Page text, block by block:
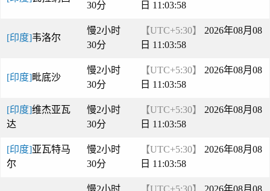
30分
日 11:03:58
[印度]韦洛尔
慢2小时
30分
【UTC+5:30】
2026年08月08
日 11:03:58
[印度]毗底沙
慢2小时
30分
【UTC+5:30】
2026年08月08
日 11:03:58
[印度]维杰亚瓦
达
慢2小时
30分
【UTC+5:30】
2026年08月08
日 11:03:58
[印度]亚瓦特马
尔
慢2小时
30分
【UTC+5:30】
2026年08月08
日 11:03:58
慢2小时 【UTC+5:30】 2026年08月08